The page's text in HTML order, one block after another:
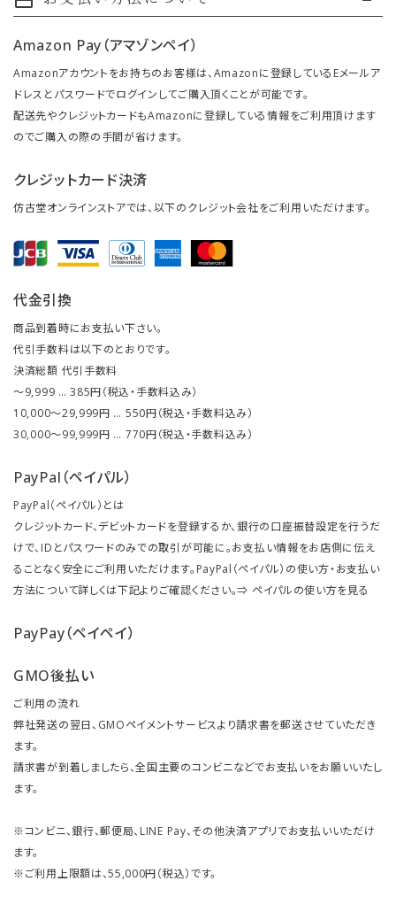
Amazon Pay（アマゾンペイ）
Amazonアカウントをお持ちのお客様は、Amazonに登録しているEメールア
ドレスとパスワードでログインしてご購入頂くことが可能です。
配送先やクレジットカードもAmazonに登録している情報をご利用頂けます
のでご購入の際の手間が省けます。
クレジットカード決済
仿古堂オンラインストアでは、以下のクレジット会社をご利用いただけます。
代金引換
商品到着時にお支払い下さい。
代引手数料は以下のとおりです。
決済総額 代引手数料
～9,999 … 385円（税込・手数料込み）
10,000～29,999円 … 550円（税込・手数料込み）
30,000～99,999円 … 770円（税込・手数料込み）
PayPal（ペイパル）
PayPal（ペイパル）とは
クレジットカード、デビットカードを登録するか、銀行の口座振替設定を行うだ
けで、IDとパスワードのみでの取引が可能に。お支払い情報をお店側に伝え
ることなく安全にご利用いただけます。PayPal（ペイパル）の使い方・お支払い
方法について詳しくは下記よりご確認ください。⇒ ペイパルの使い方を見る
PayPay（ペイペイ）
GMO後払い
ご利用の流れ
弊社発送の翌日、GMOペイメントサービスより請求書を郵送させていただき
ます。
請求書が到着しましたら、全国主要のコンビニなどでお支払いをお願いいたし
ます。
※コンビニ、銀行、郵便局、LINE Pay、その他決済アプリでお支払いいただけ
ます。
※ご利用上限額は、55,000円（税込）です。